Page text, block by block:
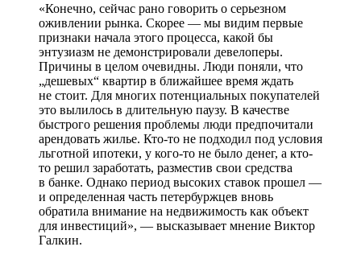
«Конечно, сейчас рано говорить о серьезном
оживлении рынка. Скорее — мы видим первые
признаки начала этого процесса, какой бы
энтузиазм не демонстрировали девелоперы.
Причины в целом очевидны. Люди поняли, что
„дешевых“ квартир в ближайшее время ждать
не стоит. Для многих потенциальных покупателей
это вылилось в длительную паузу. В качестве
быстрого решения проблемы люди предпочитали
арендовать жилье. Кто-то не подходил под условия
льготной ипотеки, у кого-то не было денег, а кто-
то решил заработать, разместив свои средства
в банке. Однако период высоких ставок прошел —
и определенная часть петербуржцев вновь
обратила внимание на недвижимость как объект
для инвестиций», — высказывает мнение Виктор
Галкин.